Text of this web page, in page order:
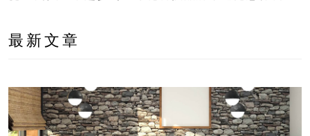
最新文章